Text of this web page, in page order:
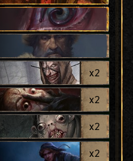
x2
x2
x2
x2